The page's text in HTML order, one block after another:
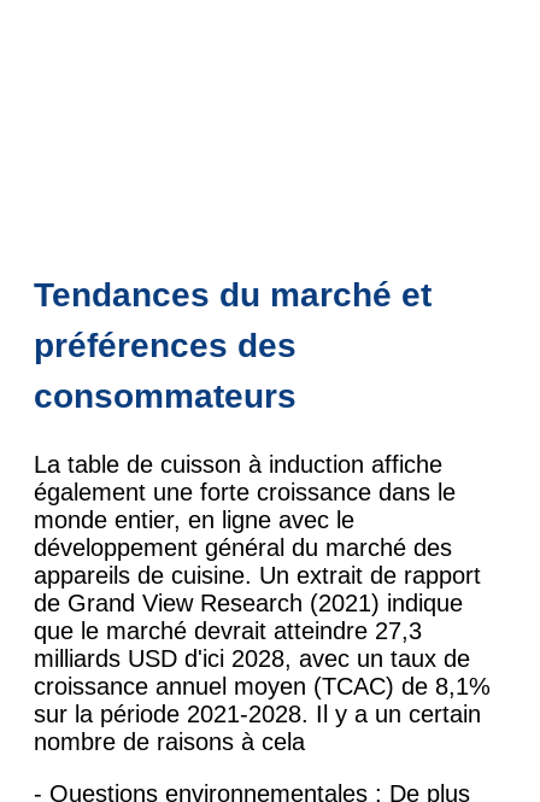
Tendances du marché et
préférences des
consommateurs
La table de cuisson à induction affiche
également une forte croissance dans le
monde entier, en ligne avec le
développement général du marché des
appareils de cuisine. Un extrait de rapport
de Grand View Research (2021) indique
que le marché devrait atteindre 27,3
milliards USD d'ici 2028, avec un taux de
croissance annuel moyen (TCAC) de 8,1%
sur la période 2021-2028. Il y a un certain
nombre de raisons à cela
- Questions environnementales : De plus